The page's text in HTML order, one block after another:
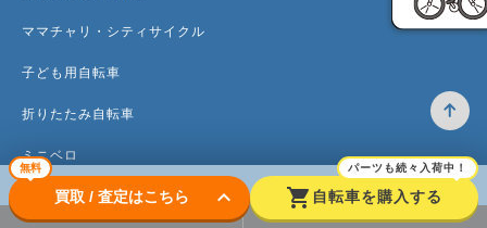
無料
買取 / 査定はこちら keyboard_arrow_down shopping_cart
パーツも続々入荷中！
自転車を購入する
ママチャリ・シティサイクル
子ども用自転車
折りたたみ自転車
ミニベロ